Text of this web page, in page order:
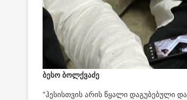
ბესო ბოლ­ქვა­ძე
“ჰე­სის­თვის არის წყა­ლი და­გუ­ბე­ბუ­ლი